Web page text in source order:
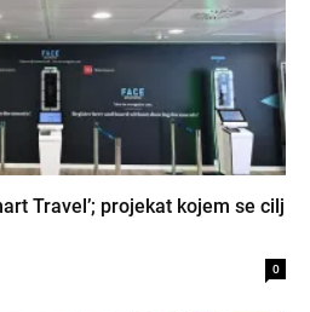
Travel’; projekat kojem se cilj
0